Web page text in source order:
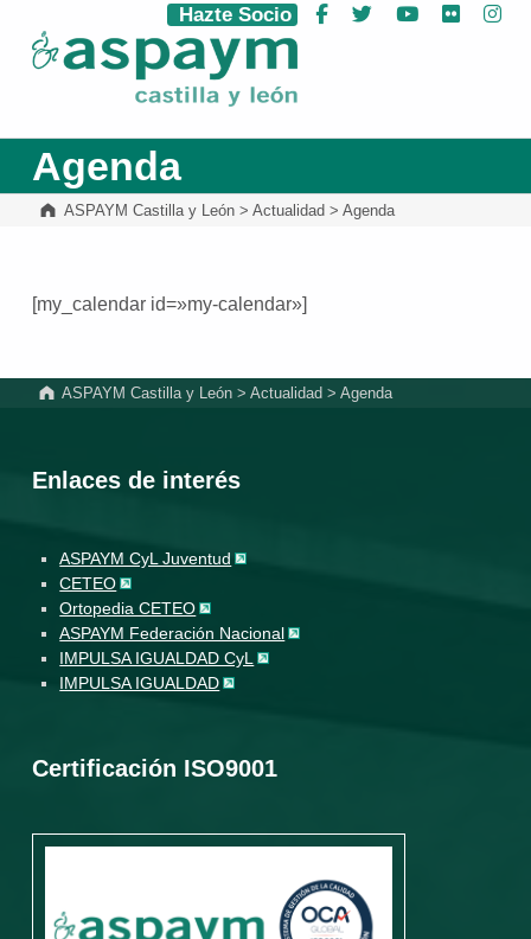
ASPAYM Castilla y León
Hazte Socio Facebook
Twitter YouTube
Flickr
Agenda
ASPAYM Castilla y León> Actualidad > Agenda
[my_calendar id=»my-calendar»]
ASPAYM Castilla y León >Actualidad >Agenda
Enlaces de interés
ASPAYM CyL Juventud
CETEO
Ortopedia CETEO
ASPAYM Federación Nacional
IMPULSA IGUALDAD CyL
IMPULSA IGUALDAD
Certificación ISO9001